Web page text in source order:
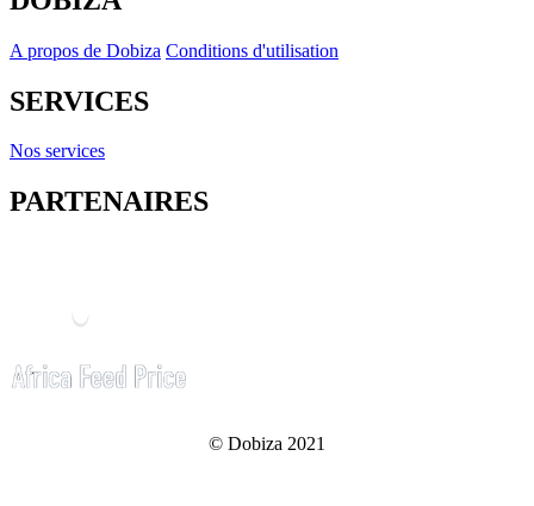
A propos de Dobiza Conditions d'utilisation
SERVICES
Nos services
PARTENAIRES
© Dobiza 2021